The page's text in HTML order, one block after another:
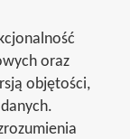
oraz
objętości,